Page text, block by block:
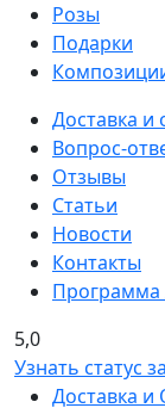
Розы
Подарки
Доставка и
Вопрос-
Отзывы
Статьи
Новости
Контакты
Программа
5,0
Узнать статус
Доставка и